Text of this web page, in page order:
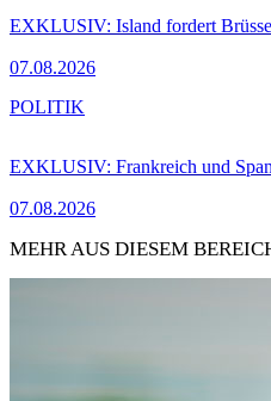
EXKLUSIV: Island fordert
07.08.2026
EXKLUSIV: Frankreich und
07.08.2026
POLITIK
MEHR AUS DIESEM